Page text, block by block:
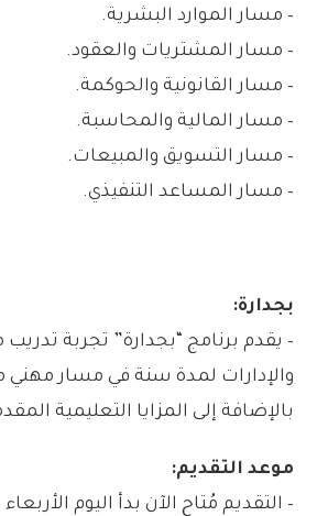
– مسار الموارد البشرية.
– مسار المشتريات والعقود.
– مسار القانونية والحوكمة.
– مسار المالية والمحاسبة.
– مسار التسويق والمبيعات.
– مسار المساعد التنفيذي.
بجدارة:
– يقدم برنامج “بجدارة” تجربة
والإدارات لمدة سنة في مسار
بالإضافة إلى المزايا التعليمية
موعد التقديم:
– التقديم مُتاح الآن بدأ اليوم الأربعاء بتاريخ 1447/01/14هـ الموافق